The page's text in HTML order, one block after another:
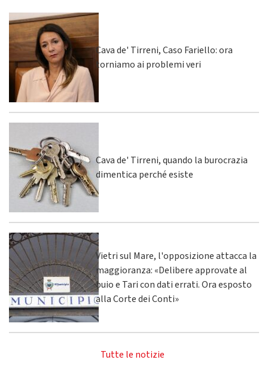
Cava de' Tirreni, Caso Fariello: ora
torniamo ai problemi veri
Cava de' Tirreni, quando la burocrazia
dimentica perché esiste
Vietri sul Mare, l'opposizione attacca la
maggioranza: «Delibere approvate al
buio e Tari con dati errati. Ora esposto
alla Corte dei Conti»
Tutte le notizie